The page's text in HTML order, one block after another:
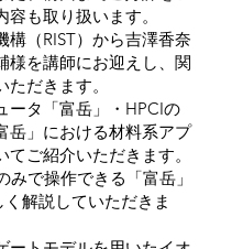
も取り扱います。
（RIST）から吉澤香奈
様を講師にお迎えし、関
だきます。
ータ「富岳」・HPCIの
岳」における材料系アプ
ご紹介いただきます。
で操作できる「富岳」
解説していただきま